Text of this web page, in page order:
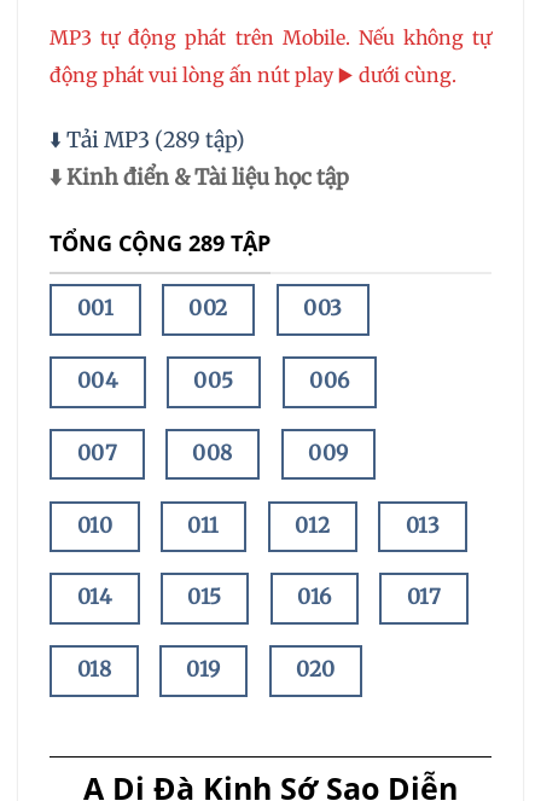
MP3 tự động phát trên Mobile. Nếu không tự
động phát vui lòng ấn nút play ▶️ dưới cùng.
⬇️ Tải MP3 (289 tập)
⬇️ Kinh điển & Tài liệu học tập
TỔNG CỘNG 289 TẬP
001 002 003
004 005 006
007 008 009
010 011 012 013
014 015 016 017
018 019 020
A Di Đà Kinh Sớ Sao Diễn